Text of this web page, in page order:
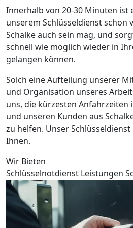
Innerhalb von 20-30 Minuten ist
unserem Schlüsseldienst schon
Schalke auch sein mag, und
schnell wie möglich wieder in
gelangen können.
Solch eine Aufteilung unserer
und Organisation unseres
uns, die kürzesten Anfahrzeiten
und unseren Kunden aus
zu helfen. Unser
Ihnen.
Wir Bieten
Schlüsselnotdienst Leistungen